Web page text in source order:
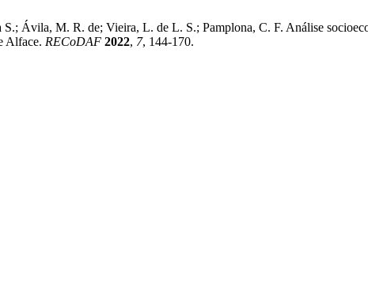
Ávila, M. R. de; Vieira, L. de L. S.; Pamplona, C. F. Análise
Alface. RECoDAF 2022, 7, 144-170.